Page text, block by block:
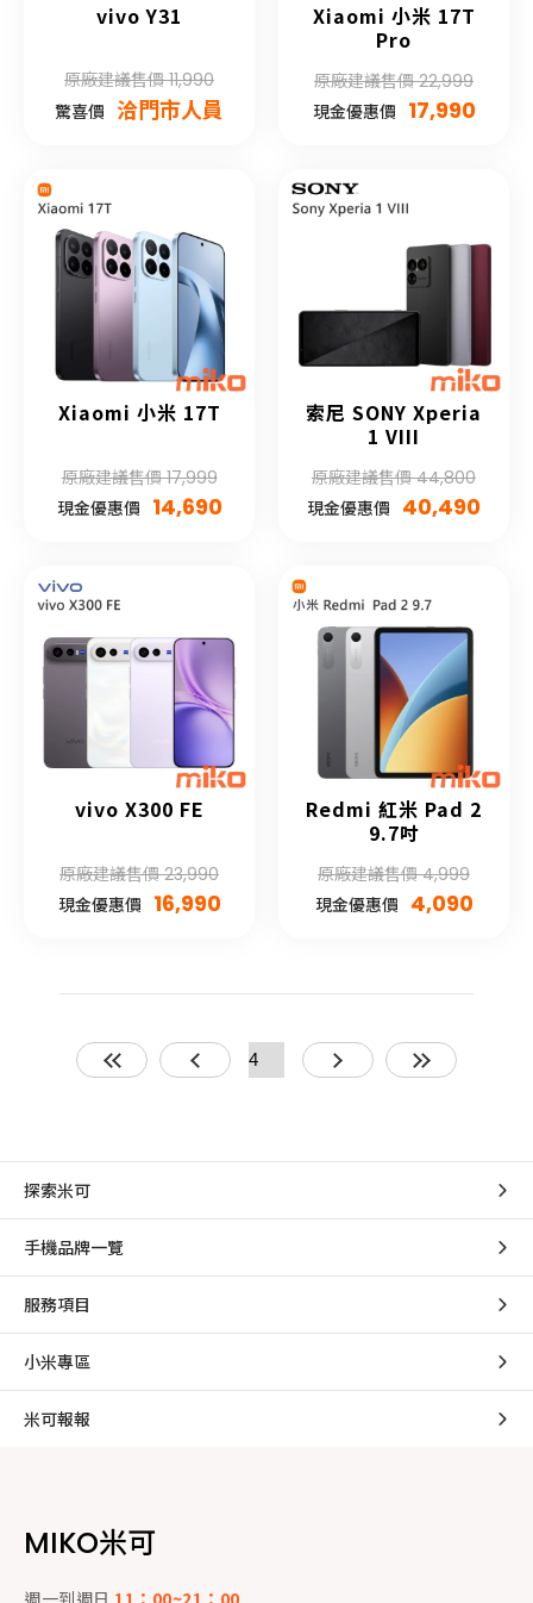
vivo Y31
原廠建議售價 11,990
驚喜價 洽門市人員
Xiaomi 小米 17T
Pro
原廠建議售價 22,999
現金優惠價 17,990
Xiaomi 小米 17T
原廠建議售價 17,999
現金優惠價 14,690
索尼 SONY Xperia
1 VIII
原廠建議售價 44,800
現金優惠價 40,490
vivo X300 FE
原廠建議售價 23,990
現金優惠價 16,990
Redmi 紅米 Pad 2
9.7吋
原廠建議售價 4,999
現金優惠價 4,090
探索米可
手機品牌一覽
服務項目
小米專區
米可報報
MIKO米可
週一到週日 11：00~21：00